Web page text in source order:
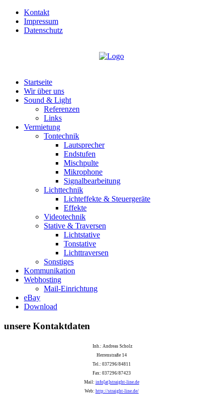
Kontakt
Impressum
Datenschutz
Startseite
Wir über uns
Sound & Light
Referenzen
Links
Vermietung
Tontechnik
Lautsprecher
Endstufen
Mischpulte
Mikrophone
Signalbearbeitung
Lichttechnik
Lichteffekte & Steuergeräte
Effekte
Videotechnik
Stative & Traversen
Lichtstative
Tonstative
Lichttraversen
Sonstiges
Kommunikation
Webhosting
Mail-Einrichtung
eBay
Download
unsere Kontaktdaten
Inh.: Andreas Scholz
Herrenstraße 14
Tel.: 037296/84811
Fax: 037296/87423
Mail: info[at]straight-line.de
Web: http://straight-line.de/